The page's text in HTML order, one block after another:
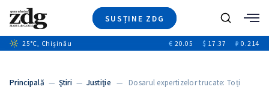
SUSȚINE ZDG
Ştiri
+6
Video
Caută
25°C, Chișinău € 20.05 $ 17.37 ₽ 0.214
Principală — Ştiri — Justiție— Dosarul expertizelor trucate: Toți